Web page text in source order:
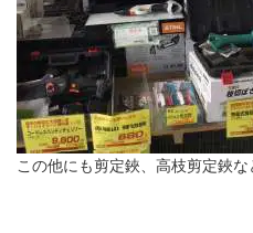
この他にも剪定鋏、高枝剪定鋏